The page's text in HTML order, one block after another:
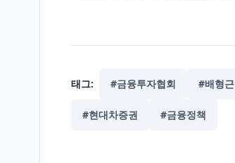
태그: #금융투자협회 #배형근
#현대차증권 #금융정책